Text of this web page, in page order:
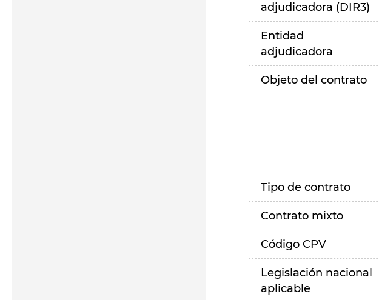
adjudicadora (DIR3)
Entidad
adjudicadora
Objeto del contrato
Tipo de contrato
Contrato mixto
Código CPV
Legislación nacional
aplicable